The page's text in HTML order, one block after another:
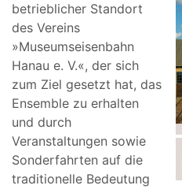
betrieblicher Standort
des Vereins
»Museumseisenbahn
Hanau e. V.«, der sich
zum Ziel gesetzt hat, das
Ensemble zu erhalten
und durch
Veranstaltungen sowie
Sonderfahrten auf die
traditionelle Bedeutung